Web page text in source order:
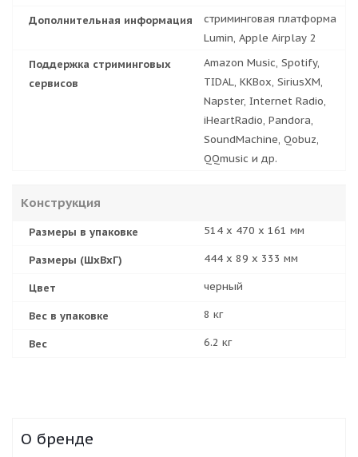
Дополнительная информация
cтриминговая платформа
Lumin, Apple Airplay 2
Поддержка стриминговых
сервисов
Amazon Music, Spotify,
TIDAL, KKBox, SiriusXM,
Napster, Internet Radio,
iHeartRadio, Pandora,
SoundMachine, Qobuz,
QQmusic и др.
Конструкция
Размеры в упаковке 514 x 470 x 161 мм
Размеры (ШхВхГ) 444 x 89 x 333 мм
Цвет черный
Вес в упаковке 8 кг
Вес 6.2 кг
О бренде